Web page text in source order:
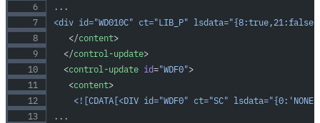
...
<div id="WD010C" ct="LIB_P"
   </
content>
  </
control-update>
  <
control-update id="WDF0">
   <
content>
<![CDATA[<DIV id="WDF0" ct="SC"
...